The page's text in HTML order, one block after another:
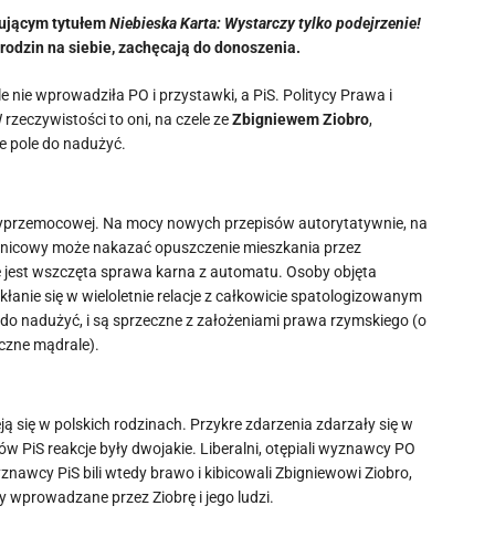
tytułemNiebieska Karta: Wystarczy tylko podejrzenie!
na siebie, zachęcają do donoszenia.
wprowadziła PO i przystawki, a PiS. Politycy Prawa i
to oni, na czele zeZbigniewem Ziobro,
pole do nadużyć.
Na mocy nowych przepisów autorytatywnie, na
może nakazać opuszczenie mieszkania przez
jest wszczęta sprawa karna z automatu. Osoby objęta
się w wieloletnie relacje z całkowicie spatologizowanym
nadużyć, i są sprzeczne z założeniami prawa rzymskiego (o
mądrale).
się w polskich rodzinach. Przykre zdarzenia zdarzały się w
PiS reakcje były dwojakie. Liberalni, otępiali wyznawcy PO
PiS bili wtedy brawo i kibicowali Zbigniewowi Ziobro,
wprowadzane przez Ziobrę i jego ludzi.